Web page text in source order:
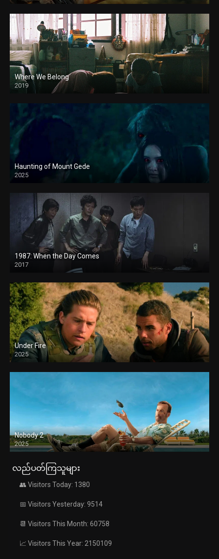
Where We Belong
2019
Haunting of Mount Gede
2025
1987: When the Day Comes
2017
Under Fire
2025
Nobody 2
2025
လည်ပတ်ကြသူများ
👥 Visitors Today: 1380
📅 Visitors Yesterday: 9514
📆 Visitors This Month: 60758
📈 Visitors This Year: 2150109